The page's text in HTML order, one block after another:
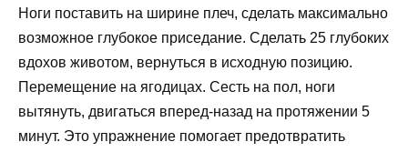
Ноги поставить на ширине плеч, сделать максимально
возможное глубокое приседание. Сделать 25 глубоких
вдохов животом, вернуться в исходную позицию.
Перемещение на ягодицах. Сесть на пол, ноги
вытянуть, двигаться вперед-назад на протяжении 5
минут. Это упражнение помогает предотвратить